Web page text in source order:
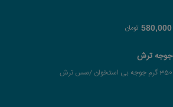
580,000 تومان
جوجه ترش
350 گرم جوجه بی استخوان /سس ترش